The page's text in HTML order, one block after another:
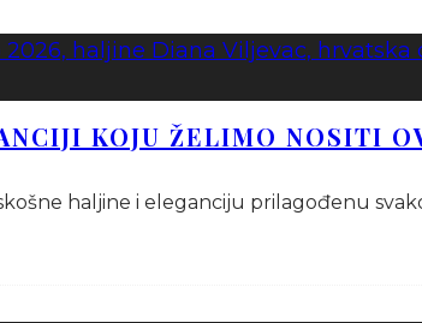
KOJU ŽELIMO NOSITI
haljine i eleganciju prilagođenu